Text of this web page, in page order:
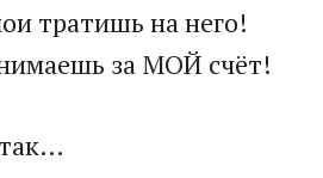
тратишь на него!
за МОЙ счёт!